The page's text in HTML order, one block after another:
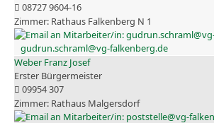
08727 9604-16
Rathaus Falkenberg N 1
gudrun.schraml@vg-falkenberg.de
Weber Franz Josef
Erster Bürgermeister
09954 307
Rathaus Malgersdorf